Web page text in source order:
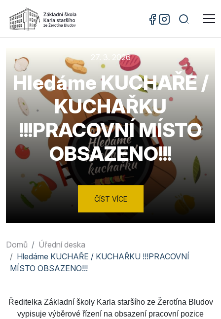
27. 3. 2026
Hledáme KUCHAŘE /
KUCHAŘKU
!!!PRACOVNÍ MÍSTO
OBSAZENO!!!
ČÍST VÍCE
Domů
Úřední deska
Hledáme KUCHAŘE / KUCHAŘKU !!!PRACOVNÍ
MÍSTO OBSAZENO!!!
Ředitelka Základní školy Karla staršího ze Žerotína Bludov
vypisuje výběrové řízení na obsazení pracovní pozice